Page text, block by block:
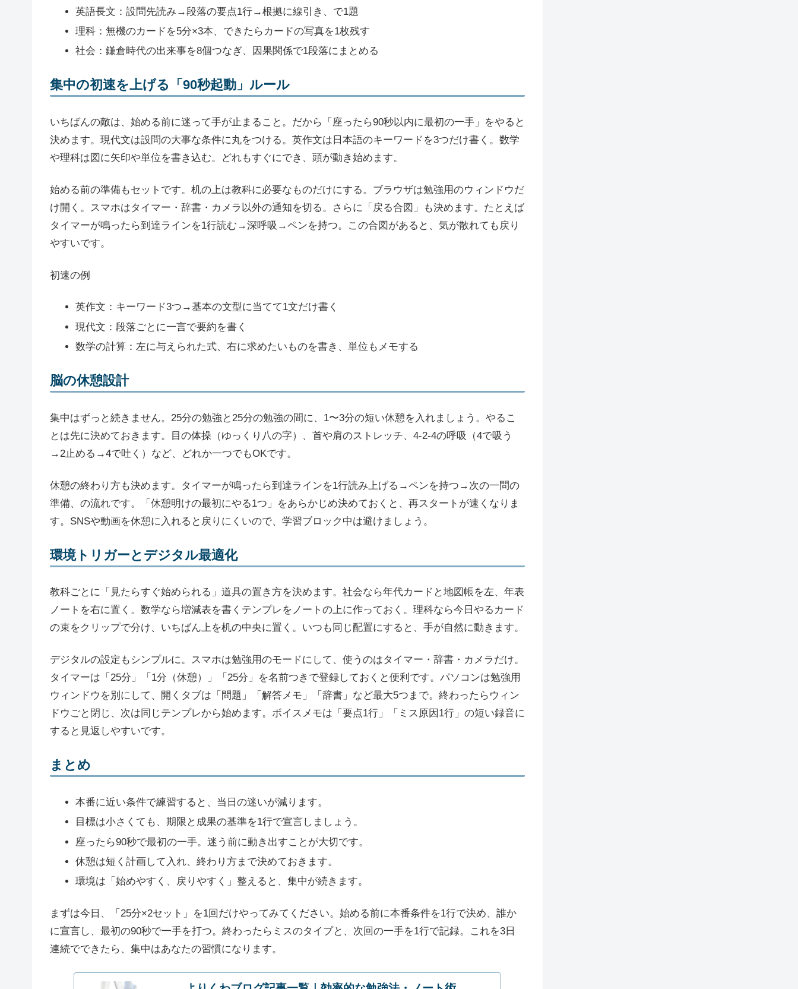
英語長文：設問先読み→段落の要点1行→根拠に線引き、で1題
理科：無機のカードを5分×3本、できたらカードの写真を1枚残す
社会：鎌倉時代の出来事を8個つなぎ、因果関係で1段落にまとめる
集中の初速を上げる「90秒起動」ルール
いちばんの敵は、始める前に迷って手が止まること。だから「座ったら90秒以内に最初の一手」をやると
決めます。現代文は設問の大事な条件に丸をつける。英作文は日本語のキーワードを3つだけ書く。数学
や理科は図に矢印や単位を書き込む。どれもすぐにでき、頭が動き始めます。
始める前の準備もセットです。机の上は教科に必要なものだけにする。ブラウザは勉強用のウィンドウだ
け開く。スマホはタイマー・辞書・カメラ以外の通知を切る。さらに「戻る合図」も決めます。たとえば
タイマーが鳴ったら到達ラインを1行読む→深呼吸→ペンを持つ。この合図があると、気が散れても戻り
やすいです。
初速の例
英作文：キーワード3つ→基本の文型に当てて1文だけ書く
現代文：段落ごとに一言で要約を書く
数学の計算：左に与えられた式、右に求めたいものを書き、単位もメモする
脳の休憩設計
集中はずっと続きません。25分の勉強と25分の勉強の間に、1〜3分の短い休憩を入れましょう。やるこ
とは先に決めておきます。目の体操（ゆっくり八の字）、首や肩のストレッチ、4-2-4の呼吸（4で吸う
→2止める→4で吐く）など、どれか一つでもOKです。
休憩の終わり方も決めます。タイマーが鳴ったら到達ラインを1行読み上げる→ペンを持つ→次の一問の
準備、の流れです。「休憩明けの最初にやる1つ」をあらかじめ決めておくと、再スタートが速くなりま
す。SNSや動画を休憩に入れると戻りにくいので、学習ブロック中は避けましょう。
環境トリガーとデジタル最適化
教科ごとに「見たらすぐ始められる」道具の置き方を決めます。社会なら年代カードと地図帳を左、年表
ノートを右に置く。数学なら増減表を書くテンプレをノートの上に作っておく。理科なら今日やるカード
の束をクリップで分け、いちばん上を机の中央に置く。いつも同じ配置にすると、手が自然に動きます。
デジタルの設定もシンプルに。スマホは勉強用のモードにして、使うのはタイマー・辞書・カメラだけ。
タイマーは「25分」「1分（休憩）」「25分」を名前つきで登録しておくと便利です。パソコンは勉強用
ウィンドウを別にして、開くタブは「問題」「解答メモ」「辞書」など最大5つまで。終わったらウィン
ドウごと閉じ、次は同じテンプレから始めます。ボイスメモは「要点1行」「ミス原因1行」の短い録音に
すると見返しやすいです。
まとめ
本番に近い条件で練習すると、当日の迷いが減ります。
目標は小さくても、期限と成果の基準を1行で宣言しましょう。
座ったら90秒で最初の一手。迷う前に動き出すことが大切です。
休憩は短く計画して入れ、終わり方まで決めておきます。
環境は「始めやすく、戻りやすく」整えると、集中が続きます。
まずは今日、「25分×2セット」を1回だけやってみてください。始める前に本番条件を1行で決め、誰か
に宣言し、最初の90秒で一手を打つ。終わったらミスのタイプと、次回の一手を1行で記録。これを3日
連続でできたら、集中はあなたの習慣になります。